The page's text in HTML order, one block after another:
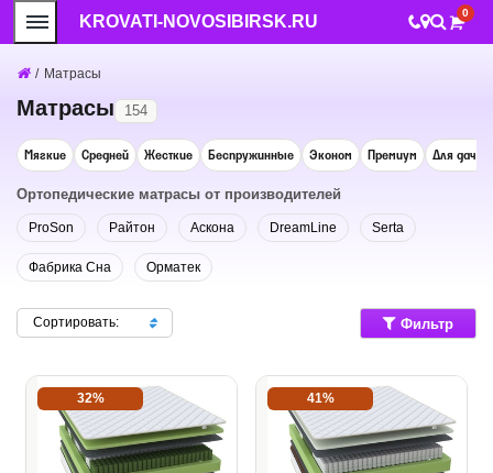
KROVATI-NOVOSIBIRSK.RU 0
/ Матрасы
Матрасы 154
Мягкие Средней Жесткие Беспружинные Эконом Премиум Для дачи
Ортопедические матрасы от производителей
ProSon Райтон Аскона DreamLine Serta
Фабрика Сна Орматек
Сортировать: Фильтр
32% 41%